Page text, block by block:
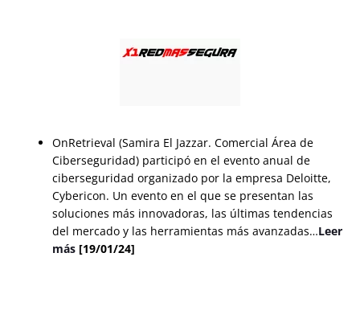
OnRetrieval (Samira El Jazzar. Comercial Área de
Ciberseguridad) participó en el evento anual de
ciberseguridad organizado por la empresa Deloitte,
Cybericon. Un evento en el que se presentan las
soluciones más innovadoras, las últimas tendencias
del mercado y las herramientas más avanzadas…Leer
más [19/01/24]